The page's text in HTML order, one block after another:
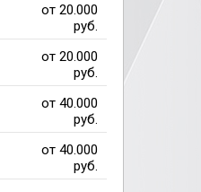
от 20.000
руб.
от 20.000
руб.
от 40.000
руб.
от 40.000
руб.